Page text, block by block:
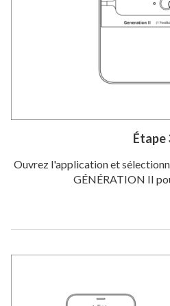
Étape
Ouvrez l'application et
GÉNÉRATION II